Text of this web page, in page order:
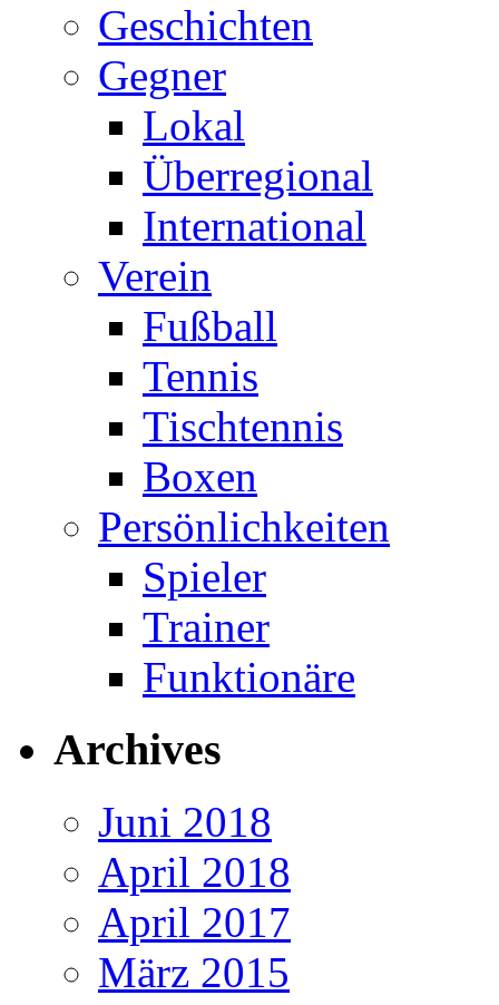
Geschichten
Gegner
Lokal
Überregional
International
Verein
Fußball
Tennis
Tischtennis
Boxen
Persönlichkeiten
Spieler
Trainer
Funktionäre
Archives
Juni 2018
April 2018
April 2017
März 2015